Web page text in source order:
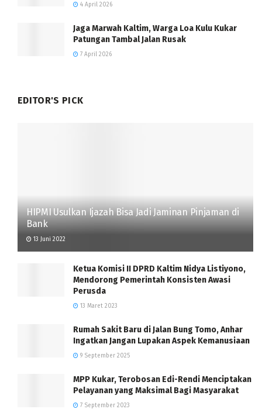
4 April 2026
Jaga Marwah Kaltim, Warga Loa Kulu Kukar
Patungan Tambal Jalan Rusak
7 April 2026
EDITOR'S PICK
HIPMI Usulkan Ijazah Bisa Jadi Jaminan Pinjaman di
Bank
13 Juni 2022
Ketua Komisi II DPRD Kaltim Nidya Listiyono,
Mendorong Pemerintah Konsisten Awasi
Perusda
13 Maret 2023
Rumah Sakit Baru di Jalan Bung Tomo, Anhar
Ingatkan Jangan Lupakan Aspek Kemanusiaan
9 September 2025
MPP Kukar, Terobosan Edi-Rendi Menciptakan
Pelayanan yang Maksimal Bagi Masyarakat
7 September 2023